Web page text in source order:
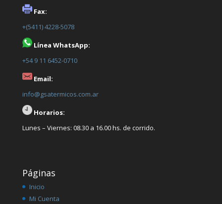
Fax:
+(5411) 4228-5078
Línea WhatsApp:
+54 9 11 6452-0710
Email:
info@gsatermicos.com.ar
Horarios:
Lunes – Viernes: 08.30 a 16.00 hs. de corrido.
Páginas
Inicio
Mi Cuenta